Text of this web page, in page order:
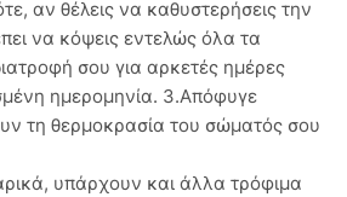
αν θέλεις να καθυστερήσεις την
να κόψεις εντελώς όλα τα
σου για αρκετές ημέρες
ημερομηνία. 3.Απόφυγε
τη θερμοκρασία του σώματός σου
υπάρχουν και άλλα τρόφιμα